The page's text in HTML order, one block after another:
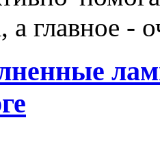
а главное